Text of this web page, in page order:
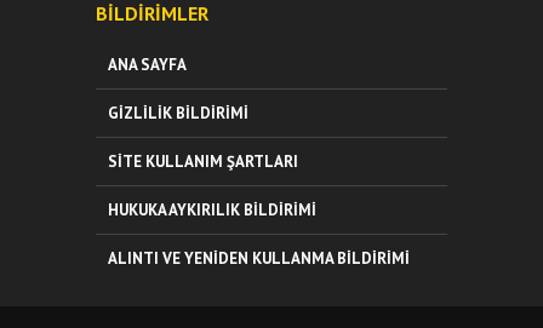
BILDIRIMLER
ANA SAYFA
GIZLILIK BILDIRIMI
SITE KULLANIM ŞARTLARI
HUKUKA AYKIRILIK BILDIRIMI
ALINTI VE YENIDEN KULLANMA BILDIRIMI